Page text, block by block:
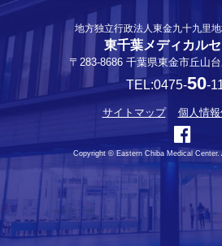
地方独立行政法人東金九十九里
東千葉メディカル
〒283-8686 千葉県東金市丘山
TEL:0475-50-
サイトマップ 個人情
Copyright © Eastern Chiba Medical Center.